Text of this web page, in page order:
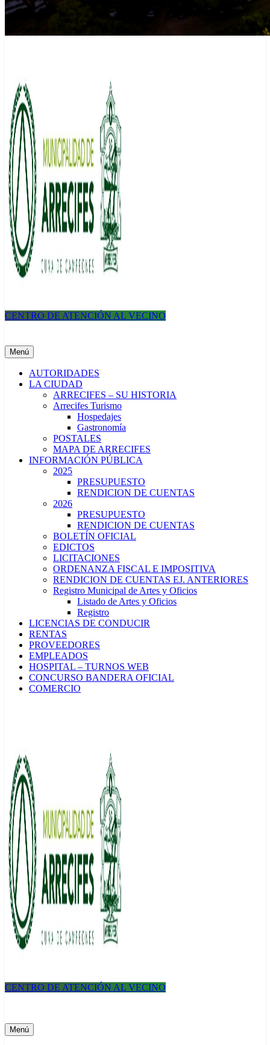
CENTRO DE ATENCIÓN AL VECINO
Menú
AUTORIDADES
LA CIUDAD
ARRECIFES – SU HISTORIA
Arrecifes Turismo
Hospedajes
Gastronomía
POSTALES
MAPA DE ARRECIFES
INFORMACIÓN PÚBLICA
2025
PRESUPUESTO
RENDICION DE CUENTAS
2026
PRESUPUESTO
RENDICION DE CUENTAS
BOLETÍN OFICIAL
EDICTOS
LICITACIONES
ORDENANZA FISCAL E IMPOSITIVA
RENDICION DE CUENTAS EJ. ANTERIORES
Registro Municipal de Artes y Oficios
Listado de Artes y Oficios
Registro
LICENCIAS DE CONDUCIR
RENTAS
PROVEEDORES
EMPLEADOS
HOSPITAL – TURNOS WEB
CONCURSO BANDERA OFICIAL
COMERCIO
CENTRO DE ATENCIÓN AL VECINO
Menú